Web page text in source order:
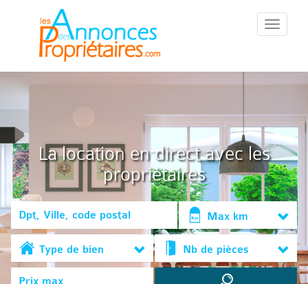
::Menu::
La location en direct avec les
propriétaires
Max km
Type de bien Nb de pièces